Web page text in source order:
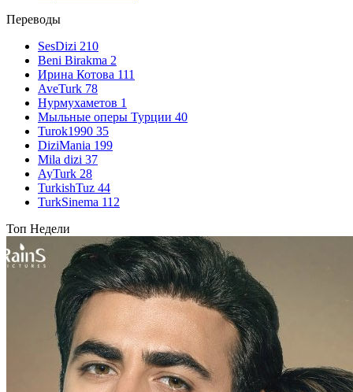
Переводы
SesDizi 210
Beni Birakma 2
Ирина Котова 111
AveTurk 78
Нурмухаметов 1
Мыльные оперы Турции 40
Turok1990 35
DiziMania 199
Mila dizi 37
AyTurk 28
TurkishTuz 44
TurkSinema 112
Топ Недели